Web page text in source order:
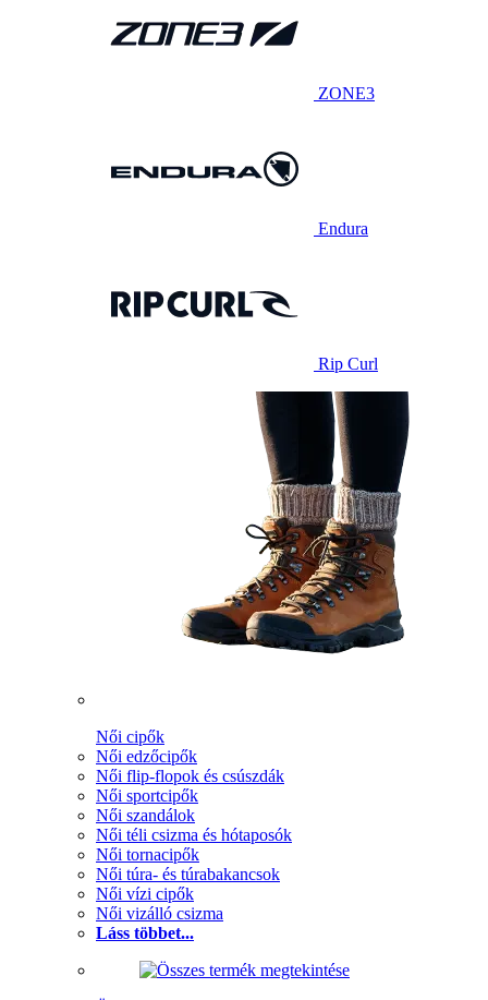
ZONE3
Endura
Rip Curl
Női cipők
Női edzőcipők
Női flip-flopok és csúszdák
Női sportcipők
Női szandálok
Női téli csizma és hótaposók
Női tornacipők
Női túra- és túrabakancsok
Női vízi cipők
Női vizálló csizma
Láss többet...